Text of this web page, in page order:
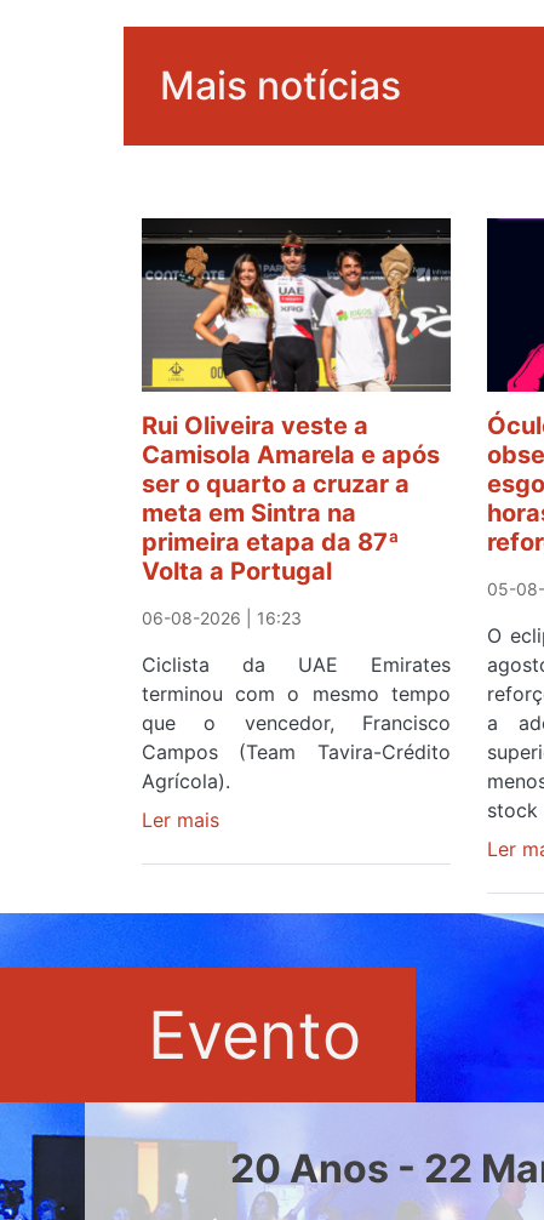
Mais notícias
Rui Oliveira veste a
Camisola Amarela e após
ser o quarto a cruzar a
meta em Sintra na
primeira etapa da 87ª
Volta a Portugal
06-08-2026 | 16:23
Ciclista da UAE Emirates
terminou com o mesmo tempo
que o vencedor, Francisco
Campos (Team Tavira-Crédito
Agrícola).
Ler mais
veste
Camisola
e
após
quarto
a
cruzar
05-
O
a
stock
Ler
Evento
20 Anos - 22